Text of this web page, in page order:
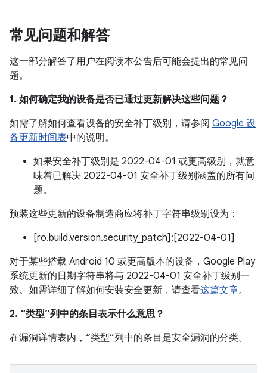
常见问题和解答
这一部分解答了用户在阅读本公告后可能会提出的常见问
题。
1. 如何确定我的设备是否已通过更新解决这些问题？
如需了解如何查看设备的安全补丁级别，请参阅 Google 设
备更新时间表中的说明。
如果安全补丁级别是 2022-04-01 或更高级别，就意
味着已解决 2022-04-01 安全补丁级别涵盖的所有问
题。
预装这些更新的设备制造商应将补丁字符串级别设为：
[ro.build.version.security_patch]:[2022-04-01]
对于某些搭载 Android 10 或更高版本的设备，Google Play
系统更新的日期字符串将与 2022-04-01 安全补丁级别一
致。如需详细了解如何安装安全更新，请查看这篇文章。
2. “类型”列中的条目表示什么意思？
在漏洞详情表内，“类型”列中的条目是安全漏洞的分类。